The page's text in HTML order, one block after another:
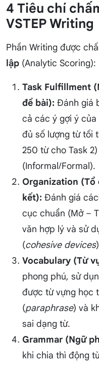
4 Tiêu chí
VSTEP Writing
Phần Writing được
lập (Analytic Scoring):
Task Fulfillment
đề bài): Đánh giá
cả các ý gợi ý
đủ số lượng từ tối
250 từ cho Task
(Informal/Formal).
Organization
kết): Đánh giá
cục chuẩn (Mở –
văn hợp lý và sử
(cohesive devices
Vocabulary (Từ
phong phú, sử
được từ vựng học
(paraphrase) và
sai dạng từ.
Grammar (Ngữ
khi chia thì động